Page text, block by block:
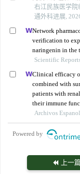
右江民族医学
通外科进展,
Network
verification to
naringenin in the
Scientific
Clinical efficacy
combined with
patients with
their immune
Archivos
Powered by
上一篇